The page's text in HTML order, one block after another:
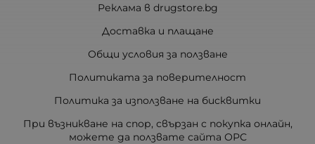
Реклама в drugstore.bg
Доставка и плащане
Общи условия за ползване
Политиката за поверителност
Политика за използване на бисквитки
При възникване на спор, свързан с покупка онлайн,
можете да ползвате сайта ОРС